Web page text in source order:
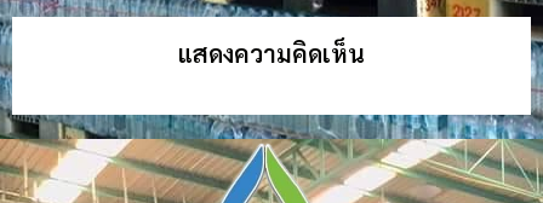
แสดงความคิดเห็น